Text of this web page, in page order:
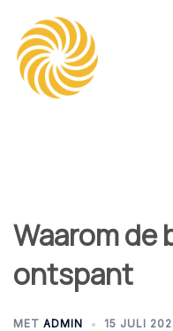
naar
inhoud
Waarom de
ontspant
MET ADMIN 15 JULI